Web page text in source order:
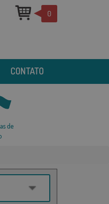
0
CONTATO
de